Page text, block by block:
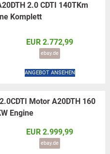
2.0 CDTI 140TKm
Komplett
EUR 2.772,99
ebay.de
ANGEBOT ANSEHEN
Motor A20DTH 160
Engine
EUR 2.999,99
ebay.de